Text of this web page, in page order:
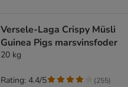
Versele-Laga Crispy Müsli
Guinea Pigs marsvinsfoder
20 kg
Rating: 4.4/5 (255)